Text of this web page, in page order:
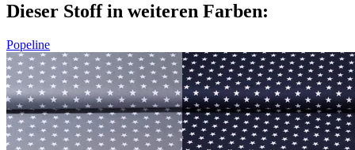
Dieser Stoff in weiteren Farben:
Popeline